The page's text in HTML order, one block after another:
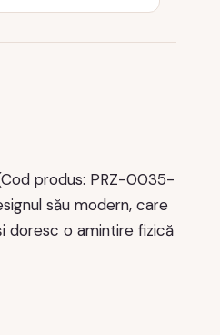
produs: PRZ-0035-
său modern, care
doresc o amintire fizică